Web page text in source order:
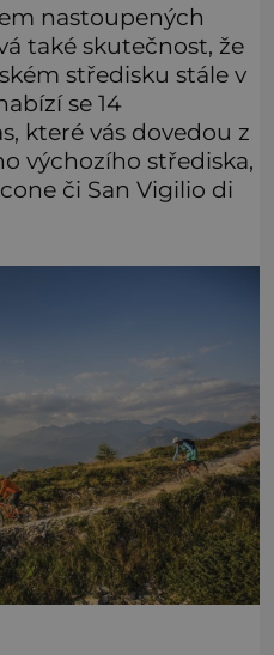
nastoupených
také skutečnost, že
středisku stále v
se 14
které vás dovedou z
výchozího střediska,
či San Vigilio di